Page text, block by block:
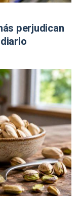
perjudican